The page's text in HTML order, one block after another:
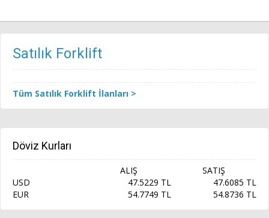
Satılık Forklift
Tüm Satılık Forklift İlanları >
Döviz Kurları
ALIŞ
SATIŞ
USD
47.5229 TL
47.6085 TL
EUR
54.7749 TL 54.8736 TL